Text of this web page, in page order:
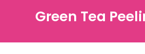
Green Tea